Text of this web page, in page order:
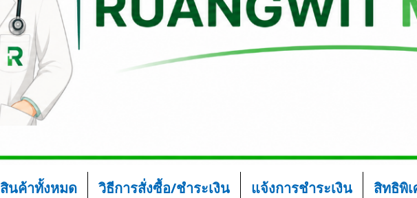
สินค้าทั้งหมด วิธีการสั่งซื้อ/ชำระเงิน แจ้งการชำระเงิน สิทธิพิ